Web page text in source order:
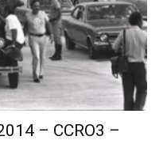
– CCRO3 –